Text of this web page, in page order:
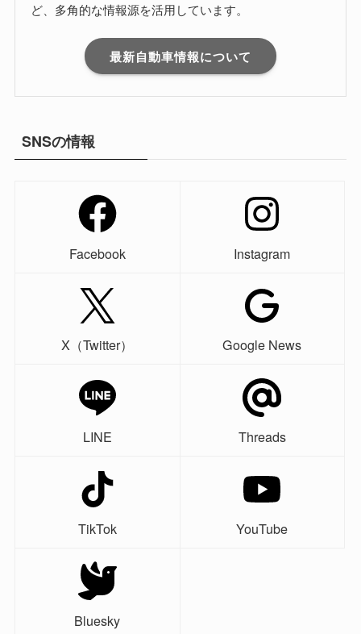
ど、多角的な情報源を活用しています。
最新自動車情報について
SNSの情報
Facebook Instagram
X（Twitter） Google News
LINE Threads
TikTok YouTube
Bluesky